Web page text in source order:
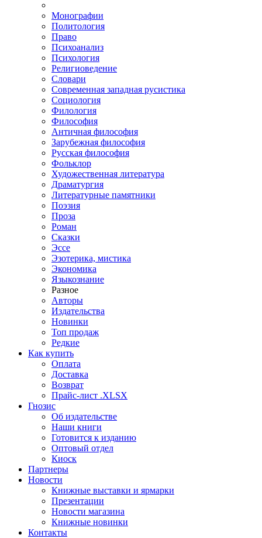
Монографии
Политология
Право
Психоанализ
Психология
Религиоведение
Словари
Современная западная русистика
Социология
Филология
Философия
Античная философия
Зарубежная философия
Русская философия
Фольклор
Художественная литература
Драматургия
Литературные памятники
Поэзия
Проза
Роман
Сказки
Эссе
Эзотерика, мистика
Экономика
Языкознание
Разное
Авторы
Издательства
Новинки
Топ продаж
Редкие
Как купить
Оплата
Доставка
Возврат
Прайс-лист .XLSX
Гнозис
Об издательстве
Наши книги
Готовится к изданию
Оптовый отдел
Киоск
Партнеры
Новости
Книжные выставки и ярмарки
Презентации
Новости магазина
Книжные новинки
Контакты